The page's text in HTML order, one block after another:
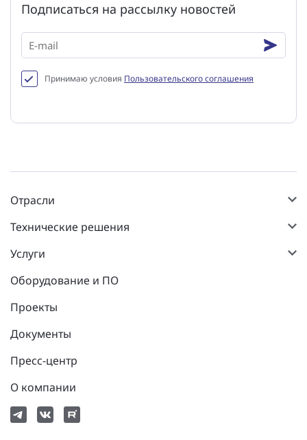
Подписаться на рассылку новостей
Принимаю условия Пользовательского соглашения
Отрасли
Технические решения
Услуги
Оборудование и ПО
Проекты
Документы
Пресс-центр
О компании